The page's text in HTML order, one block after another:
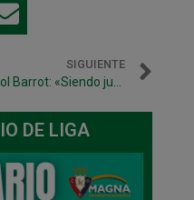
SIGUIENTE
DE LIGA